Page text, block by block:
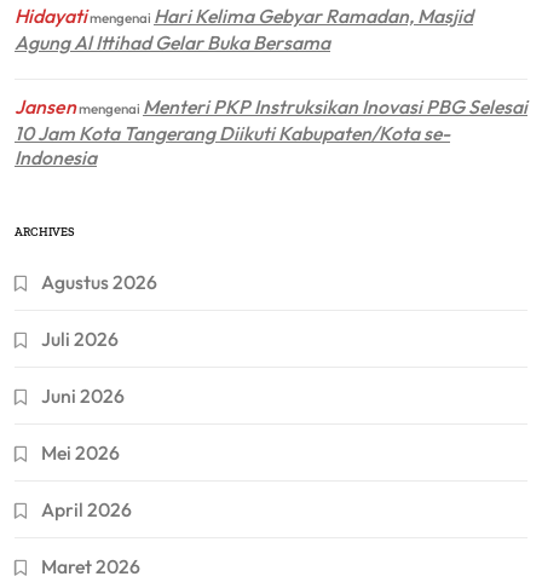
Hidayatimengenai Hari Kelima Gebyar Ramadan, Masjid
Agung Al Ittihad Gelar Buka Bersama
Jansenmengenai Menteri PKP Instruksikan Inovasi PBG Selesai
10 Jam Kota Tangerang Diikuti Kabupaten/Kota se-
Indonesia
ARCHIVES
Agustus 2026
Juli 2026
Juni 2026
Mei 2026
April 2026
Maret 2026